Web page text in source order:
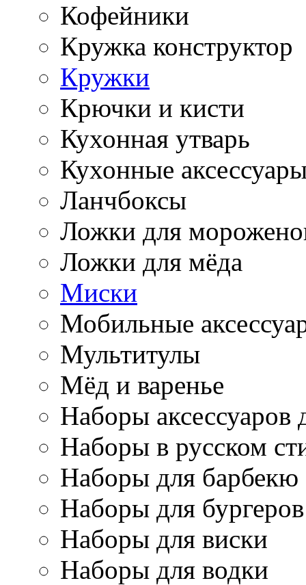
Кофейники
Кружка конструктор
Кружки
Крючки и кисти
Кухонная утварь
Кухонные
Ланчбоксы
Ложки для
Ложки для мёда
Миски
Мобильные
Мультитулы
Мёд и варенье
Наборы аксессуаров
Наборы в русском
Наборы для барбекю
Наборы для бургеров
Наборы для виски
Наборы для водки